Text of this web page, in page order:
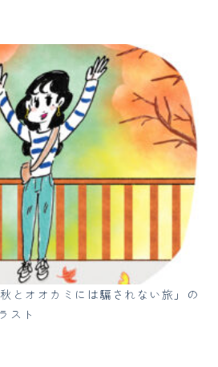
とオオカミには騙されない旅」の
スト